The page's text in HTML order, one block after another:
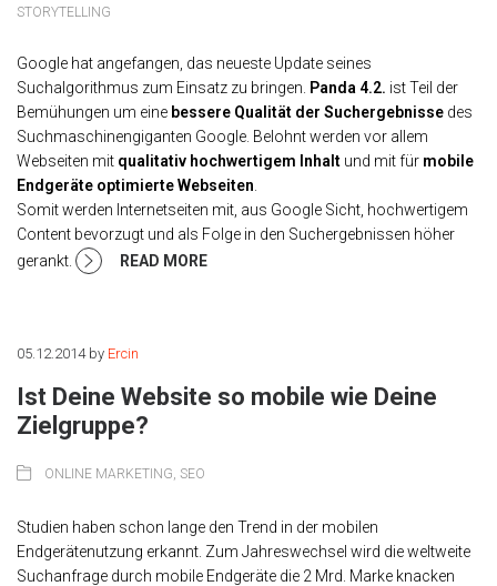
STORYTELLING
Google hat angefangen, das neueste Update seines
Suchalgorithmus zum Einsatz zu bringen. Panda 4.2. ist Teil der
Bemühungen um eine bessere Qualität der Suchergebnisse des
Suchmaschinengiganten Google. Belohnt werden vor allem
Webseiten mit qualitativ hochwertigem Inhalt und mit für mobile
Endgeräte optimierte Webseiten
Somit werden Internetseiten mit, aus Google Sicht, hochwertigem
Content bevorzugt und als Folge in den Suchergebnissen höher
gerankt.
READ MORE
05.12.2014by Ercin
Ist Deine Website so mobile wie Deine
Zielgruppe?
ONLINE MARKETING, SEO
Studien haben schon lange den Trend in der mobilen
Endgerätenutzung erkannt. Zum Jahreswechsel wird die weltweite
Suchanfrage durch mobile Endgeräte die 2 Mrd. Marke knacken